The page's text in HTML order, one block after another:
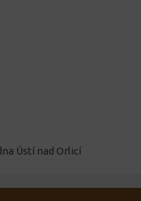
Ústí nad Orlicí